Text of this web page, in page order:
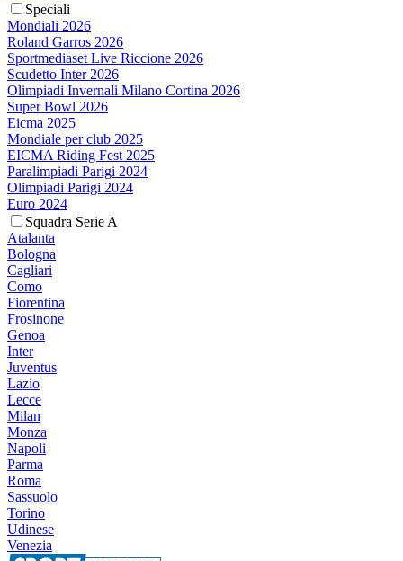
Speciali
Mondiali 2026
Roland Garros 2026
Sportmediaset Live Riccione 2026
Scudetto Inter 2026
Olimpiadi Invernali Milano Cortina 2026
Super Bowl 2026
Eicma 2025
Mondiale per club 2025
EICMA Riding Fest 2025
Paralimpiadi Parigi 2024
Olimpiadi Parigi 2024
Euro 2024
Squadra Serie A
Atalanta
Bologna
Cagliari
Como
Fiorentina
Frosinone
Genoa
Inter
Juventus
Lazio
Lecce
Milan
Monza
Napoli
Parma
Roma
Sassuolo
Torino
Udinese
Venezia